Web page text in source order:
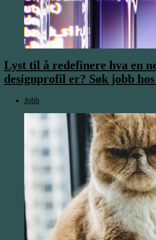
Lyst til å redefinere hva en
designprofil er? Søk jobb
Jobb